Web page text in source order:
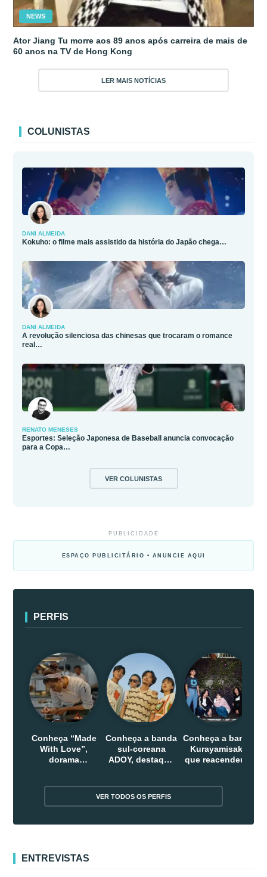
NEWS
Ator Jiang Tu morre aos 89 anos após carreira de mais de
60 anos na TV de Hong Kong
LER MAIS NOTÍCIAS
COLUNISTAS
DANI ALMEIDA
Kokuho: o filme mais assistido da história do Japão chega…
DANI ALMEIDA
A revolução silenciosa das chinesas que trocaram o romance
real…
RENATO MENESES
Esportes: Seleção Japonesa de Baseball anuncia convocação
para a Copa…
VER COLUNISTAS
PUBLICIDADE
ESPAÇO PUBLICITÁRIO • ANUNCIE AQUI
PERFIS
Conheça “Made
With Love”,
dorama
Conheça a banda
sul-coreana
ADOY, destaque
Conheça a banda
Kurayamisaka
que reacendeu o
VER TODOS OS PERFIS
ENTREVISTAS